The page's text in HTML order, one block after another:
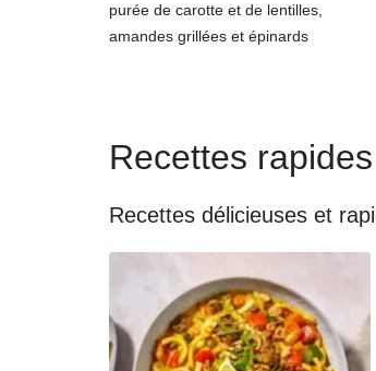
purée de carotte et de lentilles,
amandes grillées et épinards
Recettes rapides
Recettes délicieuses et